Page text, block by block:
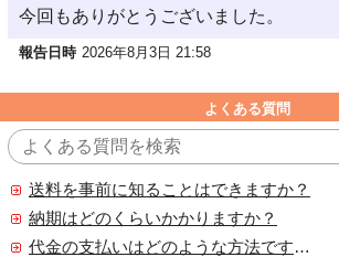
今回もありがとうございました。
報告日時 2026年8月3日 21:58
よくある質問
送料を事前に知ることはできますか？
納期はどのくらいかかりますか？
代金の支払いはどのような方法ですか？